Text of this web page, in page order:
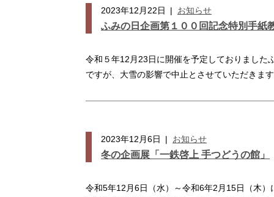
2023年12月22日 | お知らせ
ふみの日企画第１００回記念特別手紙
令和５年12月23日に開催を予定しておりました
ですが、大雪の影響で中止とさせていただきま
2023年12月6日 | お知らせ
冬の企画展「一鉄啓上 手つどうの館」
令和5年12月6日（水）～令和6年2月15日（木